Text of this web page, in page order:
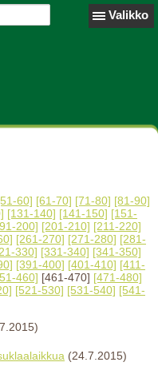
Valikko
60] [61-70] [71-80] [81-90]
[131-140] [141-150] [151-
200] [201-210] [211-220]
[261-270] [271-280] [281-
330] [331-340] [341-350]
[391-400] [401-410] [411-
460] [461-470] [471-480]
[521-530] [531-540] [541-
(24.7.2015)